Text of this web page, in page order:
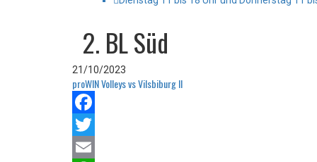
2. BL Süd
21/10/2023
proWIN Volleys vs Vilsbiburg II
Facebook
Twitter